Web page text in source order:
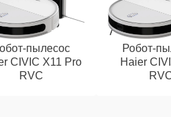
пылесос
CIVIC X11 Pro
RVC
Робот-
Haier